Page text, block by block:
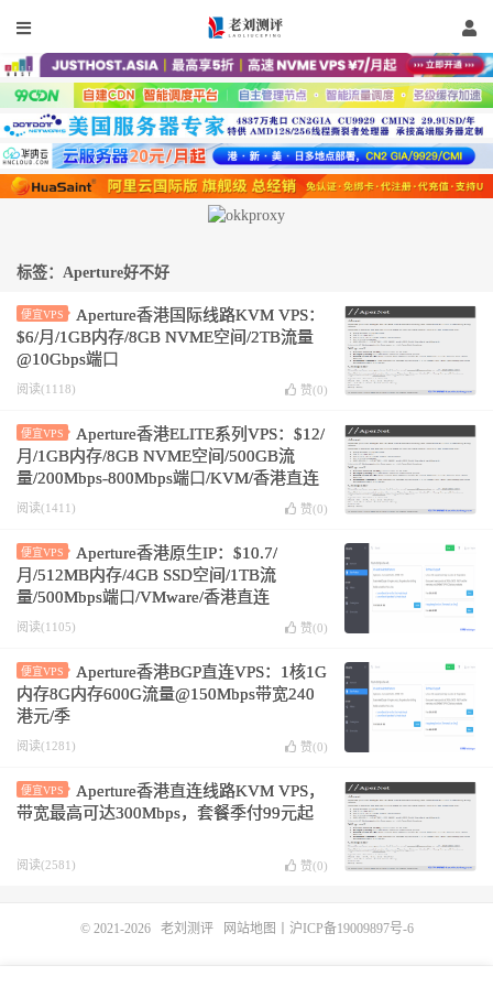
标签：Aperture好不好
便宜VPS
Aperture香港国际线路KVM VPS：
$6/月/1GB内存/8GB NVME空间/2TB流量
@10Gbps端口
阅读(1118) 赞(0)
便宜VPS
Aperture香港ELITE系列VPS：$12/
月/1GB内存/8GB NVME空间/500GB流
量/200Mbps-800Mbps端口/KVM/香港直连
阅读(1411) 赞(0)
便宜VPS
Aperture香港原生IP：$10.7/
月/512MB内存/4GB SSD空间/1TB流
量/500Mbps端口/VMware/香港直连
阅读(1105) 赞(0)
便宜VPS
Aperture香港BGP直连VPS：1核1G
内存8G内存600G流量@150Mbps带宽240
港元/季
阅读(1281) 赞(0)
便宜VPS
Aperture香港直连线路KVM VPS，
带宽最高可达300Mbps，套餐季付99元起
阅读(2581) 赞(0)
© 2021-2026 老刘测评 网站地图 沪ICP备19009897号-6